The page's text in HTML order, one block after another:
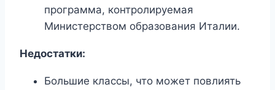
программа, контролируемая
Министерством образования Италии.
Недостатки:
Большие классы, что может повлиять